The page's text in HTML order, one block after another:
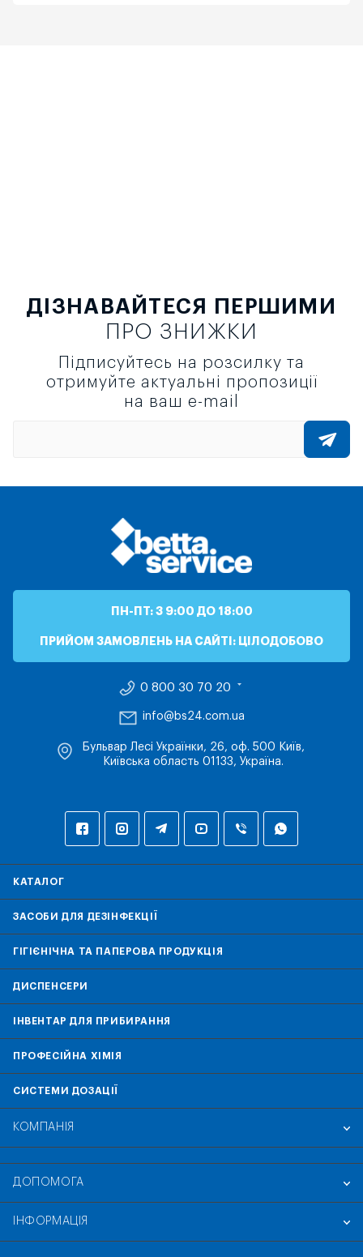
ДІЗНАВАЙТЕСЯ ПЕРШИМИ
ПРО ЗНИЖКИ
Підписуйтесь на розсилку та
отримуйте актуальні пропозиції
на ваш e-mail
ПН-ПТ: З 9:00 ДО 18:00
ПРИЙОМ ЗАМОВЛЕНЬ НА САЙТІ: ЦІЛОДОБОВО
0 800 30 70 20
info@bs24.com.ua
Бульвар Лесі Українки, 26, оф. 500 Київ,
Київська область 01133, Україна.
КАТАЛОГ
ЗАСОБИ ДЛЯ ДЕЗІНФЕКЦІЇ
ГІГІЄНІЧНА ТА ПАПЕРОВА ПРОДУКЦІЯ
ДИСПЕНСЕРИ
ІНВЕНТАР ДЛЯ ПРИБИРАННЯ
ПРОФЕСІЙНА ХІМІЯ
СИСТЕМИ ДОЗАЦІЇ
КОМПАНІЯ
ДОПОМОГА
ІНФОРМАЦІЯ